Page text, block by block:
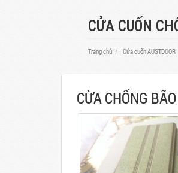
CỬA CUỐN
Trang chủ Cửa cuốn AUSTDOOR
CỪA CHỐNG BÃO